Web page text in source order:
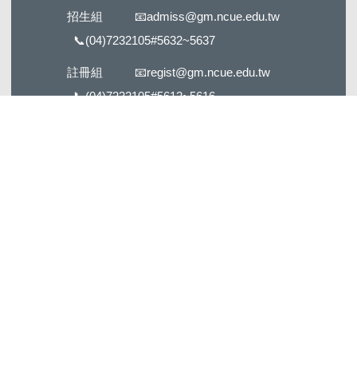
招生組 📧admiss@gm.ncue.edu.tw
📞(04)7232105#5632~5637
註冊組 📧regist@gm.ncue.edu.tw
📞(04)7232105#5612~5616